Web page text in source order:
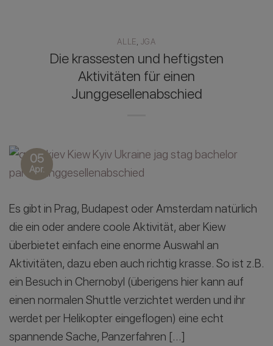
ALLE, JGA
Die krassesten und heftigsten
Aktivitäten für einen
Junggesellenabschied
05
Apr.
Es gibt in Prag, Budapest oder Amsterdam natürlich
die ein oder andere coole Aktivität, aber Kiew
überbietet einfach eine enorme Auswahl an
Aktivitäten, dazu eben auch richtig krasse. So ist z.B.
ein Besuch in Chernobyl (überigens hier kann auf
einen normalen Shuttle verzichtet werden und ihr
werdet per Helikopter eingeflogen) eine echt
spannende Sache, Panzerfahren […]